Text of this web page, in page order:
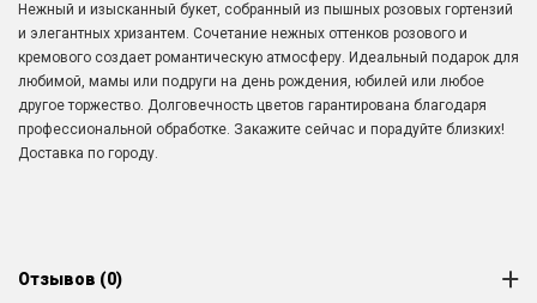
Нежный и изысканный букет, собранный из пышных розовых гортензий
и элегантных хризантем. Сочетание нежных оттенков розового и
кремового создает романтическую атмосферу. Идеальный подарок для
любимой, мамы или подруги на день рождения, юбилей или любое
другое торжество. Долговечность цветов гарантирована благодаря
профессиональной обработке. Закажите сейчас и порадуйте близких!
Доставка по городу.
Отзывов (0)